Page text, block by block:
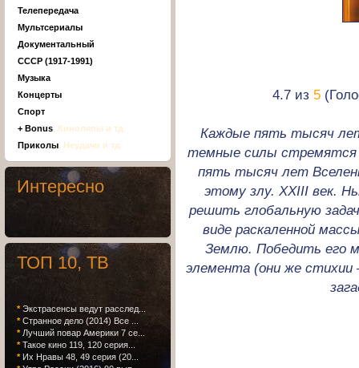
4.7 из 5
Каждые пять тысяч
темные силы
пять тысяч лет
этому злу. XXIII век.
решить глобальную
виде раскаленной
Землю. Победить его
элемента (они же стихии
Телепередача
Мультсериалы
Документальный
СССР (1917-1991)
Музыка
Концерты
Спорт
+ Bonus, Киноляпы и тд
Приколы, Неудачи и тд
Интересно
ТОП 10, ТВ
* Экстрасенсы ведут расслед...
* Странное дело (2014) Все ...
* Лучший повар Америки 7 се...
* Такое кино 119, 120 серия...
* Их Нравы 48, 49 серия (20...